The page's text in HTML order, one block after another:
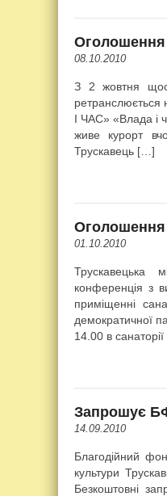
Оголошення
08.10.2010
З 2 жовтня
ретранслюється
І ЧАС» «Влада і
живе курорт
Трускавець […]
Оголошення
01.10.2010
Трускавецька
конференція з
приміщенні
демократичної
14.00 в
Запрошує
14.09.2010
Благодійний
культури
Безкоштовні